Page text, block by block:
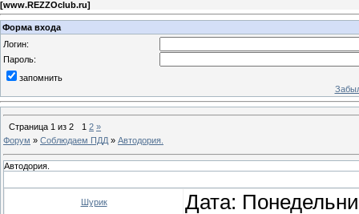
[www.REZZOclub.ru]
Форма входа
Логин:
Пароль:
запомнить
Страница 1 из 2 1 2 »
Форум » Соблюдаем ПДД » Автодория.
Автодория.
Шурик Дата: